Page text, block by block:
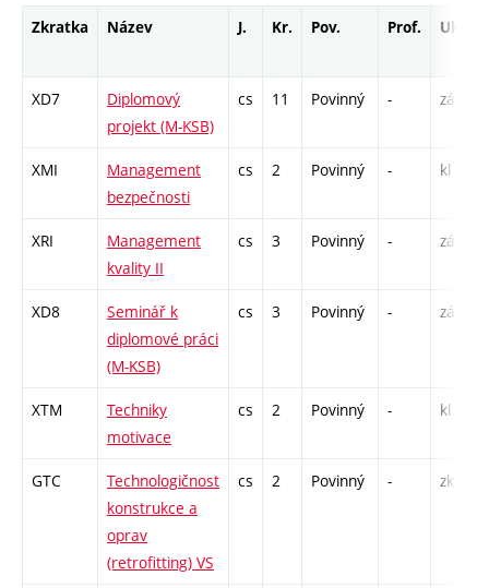
Zkratka Název J. Kr. Pov. Prof. Uk.
XD7
Diplomový
projekt (M-KSB)
cs 11 Povinný - zá
XMI
Management
bezpečnosti
cs 2 Povinný - kl
XRI
Management
kvality II
cs 3 Povinný - zá,zk
XD8
Seminář k
diplomové práci
(M-KSB)
cs 3 Povinný - zá
XTM
Techniky
motivace
cs 2 Povinný - kl
GTC
Technologičnost
konstrukce a
oprav
(retrofitting) VS
cs 2 Povinný - zk